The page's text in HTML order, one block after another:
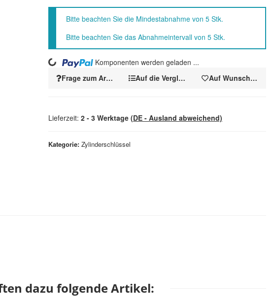
Kategorie Zylinderschlüssel
Frage zum Artikel Auf die VergleichslisteAuf Wunschzettel
x
Bitte beachten Sie die Mindestabnahme von 5 Stk.
Bitte beachten Sie das Abnahmeintervall von 5 Stk.
Loading... Komponenten werden geladen ...
Lieferzeit: 2 - 3 Werktage (DE - Ausland abweichend)
dazu folgende Artikel: